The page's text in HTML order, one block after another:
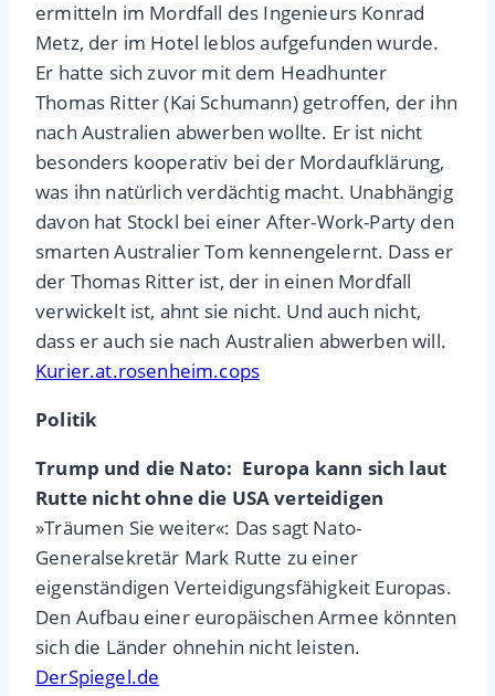
ermitteln im Mordfall des Ingenieurs Konrad
Metz, der im Hotel leblos aufgefunden wurde.
Er hatte sich zuvor mit dem Headhunter
Thomas Ritter (Kai Schumann) getroffen, der ihn
nach Australien abwerben wollte. Er ist nicht
besonders kooperativ bei der Mordaufklärung,
was ihn natürlich verdächtig macht. Unabhängig
davon hat Stockl bei einer After-Work-Party den
smarten Australier Tom kennengelernt. Dass er
der Thomas Ritter ist, der in einen Mordfall
verwickelt ist, ahnt sie nicht. Und auch nicht,
dass er auch sie nach Australien abwerben will.
Kurier.at.rosenheim.cops
Politik
Trump und die Nato: Europa kann sich laut
Rutte nicht ohne die USA verteidigen
»Träumen Sie weiter«: Das sagt Nato-
Generalsekretär Mark Rutte zu einer
eigenständigen Verteidigungsfähigkeit Europas.
Den Aufbau einer europäischen Armee könnten
sich die Länder ohnehin nicht leisten.
DerSpiegel.de